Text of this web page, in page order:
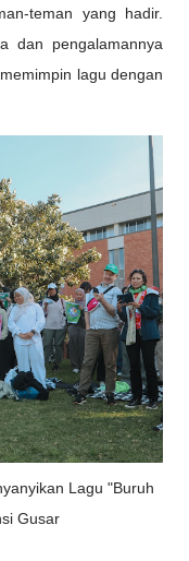
teman yang hadir.
dan pengalamannya
lagu dengan
Lagu "Buruh
Gusar